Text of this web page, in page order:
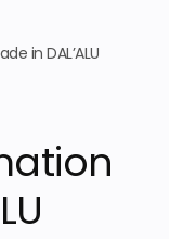
in DAL’ALU